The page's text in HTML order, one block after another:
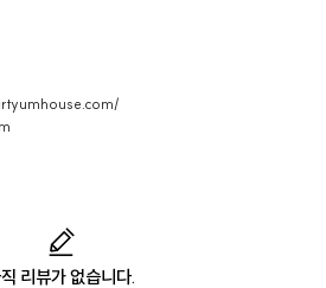
리뷰가 없습니다.